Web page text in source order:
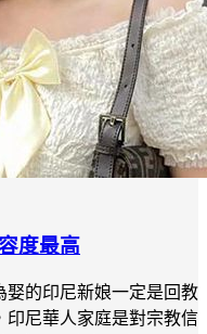
度最高
娶的印尼新娘一定是回教
印尼華人家庭是對宗教信